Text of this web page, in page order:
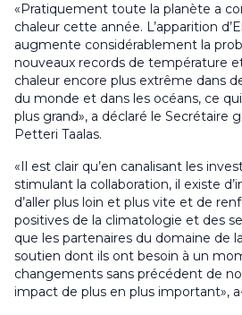
«Pratiquement toute la planète a
chaleur cette année. L’apparition
augmente considérablement la
nouveaux records de température
chaleur encore plus extrême dans
du monde et dans les océans, ce
plus grand», a déclaré le Secrétaire
Petteri Taalas.
«Il est clair qu’en canalisant les
stimulant la collaboration, il existe
d’aller plus loin et plus vite et de
positives de la climatologie et des
que les partenaires du domaine de
soutien dont ils ont besoin à un
changements sans précédent de
impact de plus en plus important»,